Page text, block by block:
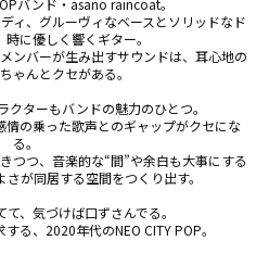
バンド・asano raincoat。
ィ、グルーヴィなベースとソリッドなド
に優しく響くギター。
ンバーが生み出すサウンドは、耳心地の
ゃんとクセがある。
ターもバンドの魅力のひとつ。
の乗った歌声とのギャップがクセにな
る。
つつ、音楽的な“間”や余白も大事にする
が同居する空間をつくり出す。
、気づけば口ずさんでる。
る、2020年代のNEO CITY POP。